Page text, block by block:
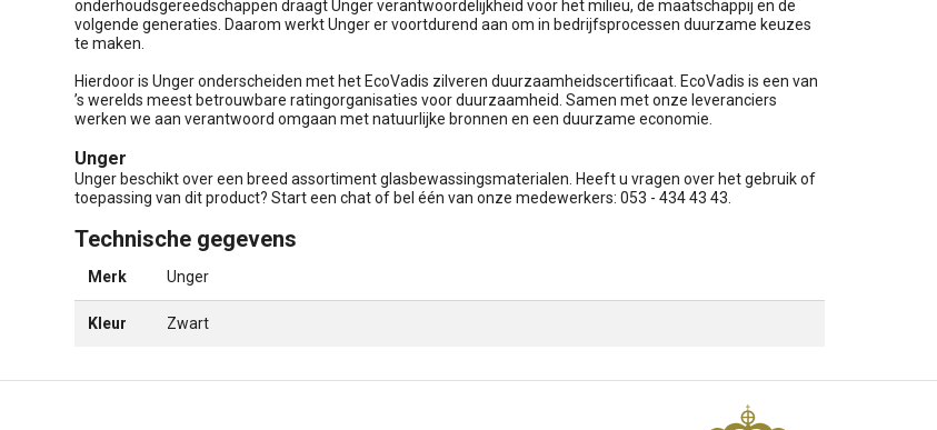
onderhoudsgereedschappen draagt Unger verantwoordelijkheid voor het milieu, de maatschappij en de
volgende generaties. Daarom werkt Unger er voortdurend aan om in bedrijfsprocessen duurzame keuzes
te maken.
Hierdoor is Unger onderscheiden met het EcoVadis zilveren duurzaamheidscertificaat. EcoVadis is een van
’s werelds meest betrouwbare ratingorganisaties voor duurzaamheid. Samen met onze leveranciers
werken we aan verantwoord omgaan met natuurlijke bronnen en een duurzame economie.
Unger
Unger beschikt over een breed assortiment glasbewassingsmaterialen. Heeft u vragen over het gebruik of
toepassing van dit product? Start een chat of bel één van onze medewerkers: 053 - 434 43 43.
Technische gegevens
Merk Unger
Kleur Zwart